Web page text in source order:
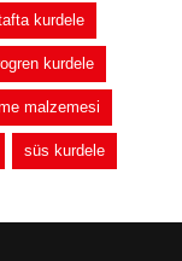
kurdele
kurdele
malzemesi
süs kurdele